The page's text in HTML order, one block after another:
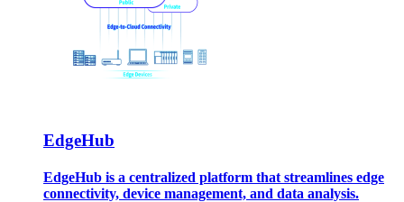
EdgeHub
EdgeHub is a centralized platform that streamlines edge
connectivity, device management, and data analysis.